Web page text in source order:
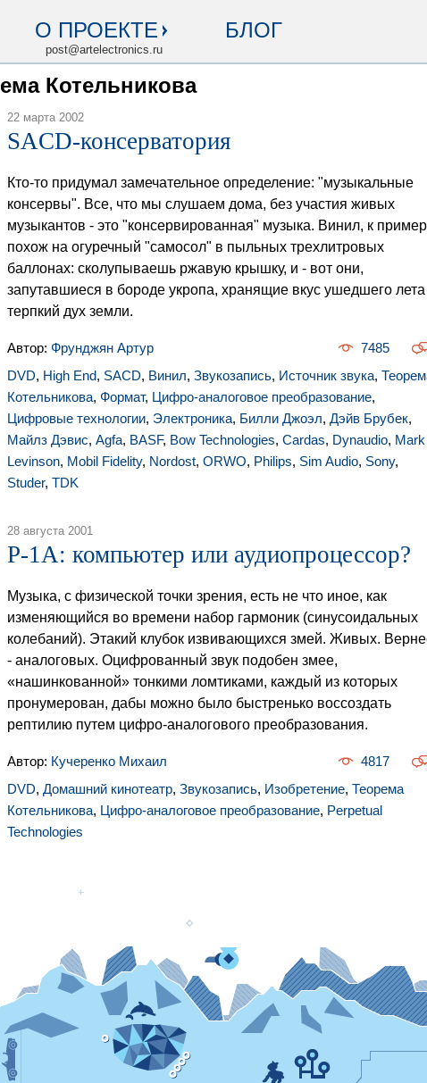
О ПРОЕКТЕ
post@artelectronics.ru
БЛОГ
Котельникова
22 марта 2002
SACD-консерватория
Кто-то придумал замечательное определение: "музыкальные
консервы". Все, что мы слушаем дома, без участия живых
музыкантов - это "консервированная" музыка. Винил, к
похож на огуречный "самосол" в пыльных трехлитровых
баллонах: сколупываешь ржавую крышку, и - вот они,
запутавшиеся в бороде укропа, хранящие вкус ушедшего
терпкий дух земли.
Автор: Фрунджян Артур
7485
DVD, High End, SACD, Винил, Звукозапись, Источник звука,
Котельникова, Формат, Цифро-аналоговое преобразование,
Цифровые технологии, Электроника, Билли Джоэл, Дэйв Брубек,
Майлз Дэвис, Agfa, BASF, Bow Technologies, Cardas, Dynaudio, Mark
Levinson, Mobil Fidelity, Nordost, ORWO, Philips, Sim Audio, Sony,
Studer, TDK
28 августа 2001
P-1A: компьютер или аудиопроцессор?
Музыка, с физической точки зрения, есть не что иное, как
изменяющийся во времени набор гармоник (синусоидальных
колебаний). Этакий клубок извивающихся змей. Живых.
- аналоговых. Оцифрованный звук подобен змее,
«нашинкованной» тонкими ломтиками, каждый из которых
пронумерован, дабы можно было быстренько воссоздать
рептилию путем цифро-аналогового преобразования.
Автор: Кучеренко Михаил
4817
DVD, Домашний кинотеатр, Звукозапись, Изобретение, Теорема
Котельникова, Цифро-аналоговое преобразование, Perpetual
Technologies